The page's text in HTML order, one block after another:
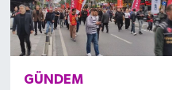
GÜNDEM